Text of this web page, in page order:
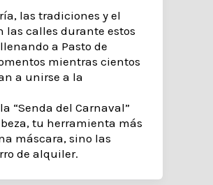
las tradiciones y el
las calles durante estos
a Pasto de
mientras cientos
a unirse a la
“Senda del Carnaval”
tu herramienta más
máscara, sino las
de alquiler.